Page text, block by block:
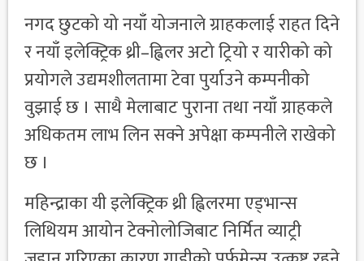
नगद छुटको यो नयाँ योजनाले ग्राहकलाई राहत दिने
र नयाँ इलेक्ट्रिक थ्री–ह्विलर अटो ट्रियो र यारीको को
प्रयोगले उद्यमशीलतामा टेवा पुर्याउने कम्पनीको
वुझाई छ । साथै मेलाबाट पुराना तथा नयाँ ग्राहकले
अधिकतम लाभ लिन सक्ने अपेक्षा कम्पनीले राखेको
छ ।
महिन्द्राका यी इलेक्ट्रिक थ्री ह्विलरमा एड्भान्स
लिथियम आयोन टेक्नोलोजिबाट निर्मित व्याट्री